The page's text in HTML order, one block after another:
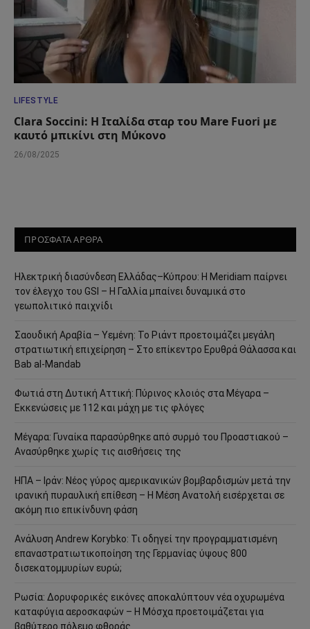
LIFESTYLE
Clara Soccini: Η Ιταλίδα σταρ του Mare Fuori με
καυτό μπικίνι στη Μύκονο
26/08/2025
ΠΡΟΣΦΑΤΑ ΑΡΘΡΑ
Ηλεκτρική διασύνδεση Ελλάδας–Κύπρου: Η Meridiam παίρνει
τον έλεγχο του GSI – Η Γαλλία μπαίνει δυναμικά στο
γεωπολιτικό παιχνίδι
Σαουδική Αραβία – Υεμένη: Το Ριάντ προετοιμάζει μεγάλη
στρατιωτική επιχείρηση – Στο επίκεντρο Ερυθρά Θάλασσα και
Bab al-Mandab
Φωτιά στη Δυτική Αττική: Πύρινος κλοιός στα Μέγαρα –
Εκκενώσεις με 112 και μάχη με τις φλόγες
Μέγαρα: Γυναίκα παρασύρθηκε από συρμό του Προαστιακού –
Ανασύρθηκε χωρίς τις αισθήσεις της
ΗΠΑ – Ιράν: Νέος γύρος αμερικανικών βομβαρδισμών μετά την
ιρανική πυραυλική επίθεση – Η Μέση Ανατολή εισέρχεται σε
ακόμη πιο επικίνδυνη φάση
Ανάλυση Andrew Korybko: Τι οδηγεί την προγραμματισμένη
επαναστρατιωτικοποίηση της Γερμανίας ύψους 800
δισεκατομμυρίων ευρώ;
Ρωσία: Δορυφορικές εικόνες αποκαλύπτουν νέα οχυρωμένα
καταφύγια αεροσκαφών – Η Μόσχα προετοιμάζεται για
βαθύτερο πόλεμο φθοράς